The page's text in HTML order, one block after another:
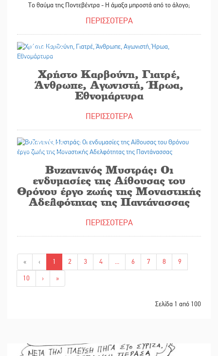
Το θαύμα της Ποντεβέντρα - Η άμαξα μπροστά από το άλογο;
ΠΕΡΙΣΣΟΤΕΡΑ
10/06/2026
Χρήστο Καρβούνη, Γιατρέ,
Άνθρωπε, Αγωνιστή, Ήρωα,
Εθνομάρτυρα
ΠΕΡΙΣΣΟΤΕΡΑ
26/05/2026
Βυζαντινός Μυστράς: Οι
ενδυμασίες της Αίθουσας του
Θρόνου έργο ζωής της Μοναστικής
Αδελφότητας της Παντάνασσας
ΠΕΡΙΣΣΟΤΕΡΑ
« ‹ 1 2 3 4 ... 6 7 8
9
10
› »
Σελίδα 1 από 100